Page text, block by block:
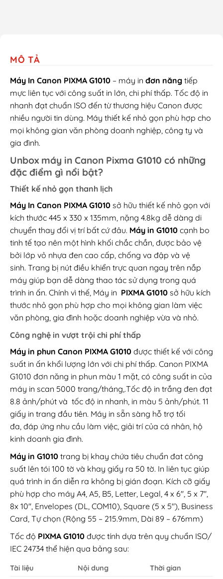
MÔ TẢ
Máy In Canon PIXMA G1010– máy in đơn năngtiếp
mực liên tục với công suất in lớn, chi phí thấp. Tốc độ in
nhanh đạt chuẩn ISO đến từ thương hiệu Canon được
nhiều người tin dùng. Máy thiết kế nhỏ gọn phù hợp cho
mọi không gian văn phòng doanh nghiệp, công ty và
gia đình.
Unbox máy in Canon Pixma G1010 có những
đặc điểm gì nổi bật?
Thiết kế nhỏ gọn thanh lịch
Máy In Canon PIXMA G1010 sở hữu thiết kế nhỏ gọn với
kích thước 445 x 330 x 135mm, nặng 4.8kg dễ dàng di
chuyển thay đổi vị trí bất cứ đâu. Máy in G1010 cạnh bo
tinh tế tạo nên một hình khối chắc chắn, được bảo vệ
bởi lớp vỏ nhựa đen cao cấp, chống va đập và vệ
sinh. Trang bị nút điều khiển trực quan ngay trên nắp
máy giúp bạn dễ dàng thao tác sử dụng trong quá
trình in ấn. Chính vì thế, Máy in PIXMA G1010sở hữu kích
thước nhỏ gọn phù hợp cho mọi không gian làm việc
văn phòng, gia đình hoặc doanh nghiệp vừa và nhỏ.
Công nghệ in vượt trội chi phí thấp
Máy in phun Canon PIXMA G1010được thiết kế với công
suất in ấn khổi lượng lớn với chi phí thấp. Canon PIXMA
G1010 đơn năng in phun màu 1 mặt, có công suất in của
máy in scan 5000 trang/tháng,.Tốc độ in trắng đen đạt
8.8 ảnh/phút và tốc độ in nhanh, in màu 5 ảnh/phút. 11
giấy in trang đầu tiên. Máy in sẵn sàng hỗ trợ tối
đa, đáp ứng nhu cầu làm việc, giải trí của cá nhân, hộ
kinh doanh gia đình.
Máy in G1010trang bị khay chứa tiêu chuẩn đat công
suất lên tói 100 tờ và khay giấy ra 50 tờ. In liên tục giúp
quá trình in ấn diễn ra không bị gián đoạn. Kích cỡ giấy
phù hợp cho máy A4, A5, B5, Letter, Legal, 4 x 6″, 5 x 7″,
8x 10″, Envelopes (DL, COM10), Square (5 x 5″), Business
Card, Tự chọn (Rộng 55 – 215.9mm, Dài 89 – 676mm)
Tốc độ PIXMA G1010được tính dựa trên quy chuẩn ISO/
IEC 24734 thể hiện qua bảng sau:
Tài liệu Nội dung Thời gian